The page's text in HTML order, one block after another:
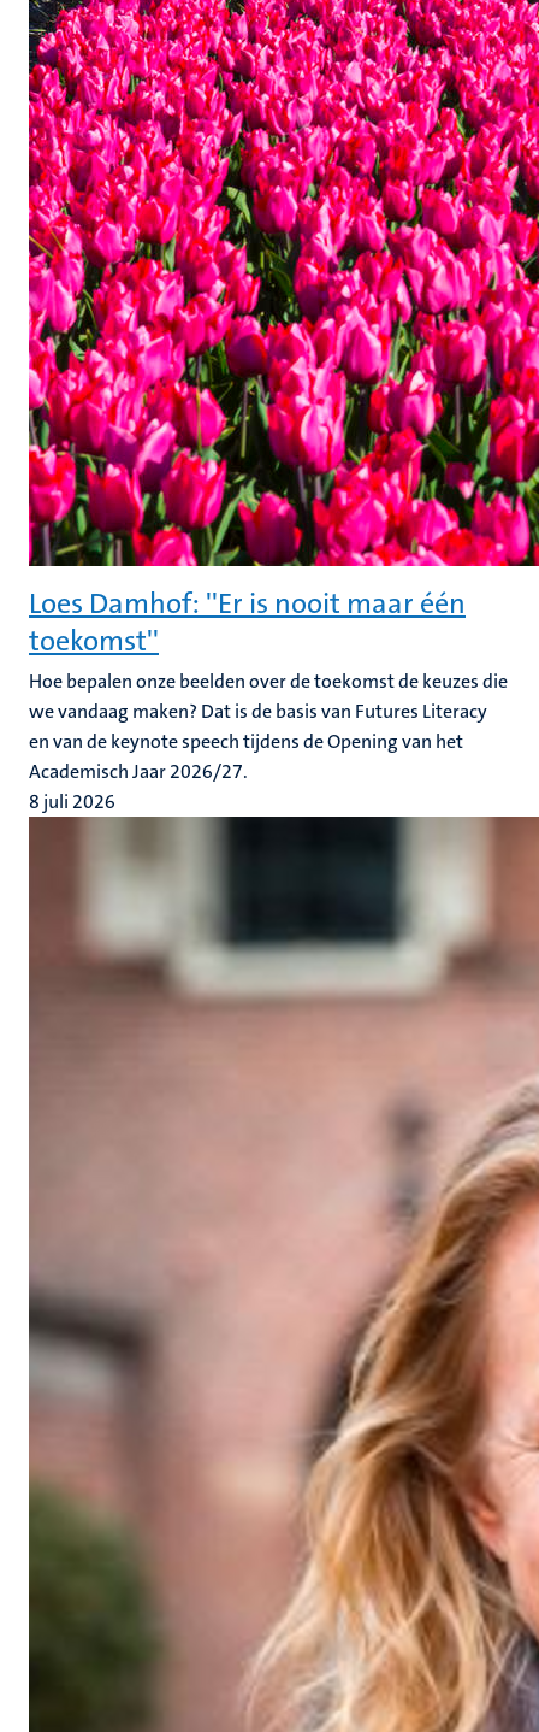
Loes Damhof: ''Er is nooit maar één
toekomst''
Hoe bepalen onze beelden over de toekomst de keuzes die
we vandaag maken? Dat is de basis van Futures Literacy
en van de keynote speech tijdens de Opening van het
Academisch Jaar 2026/27.
8 juli 2026